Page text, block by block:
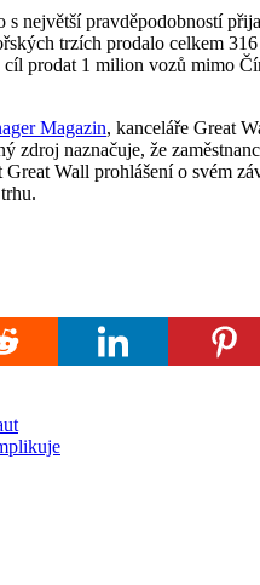
největší pravděpodobností
trzích prodalo celkem
prodat 1 milion vozů mimo
Magazin, kanceláře Great
zdroj naznačuje, že
Great Wall prohlášení o svém